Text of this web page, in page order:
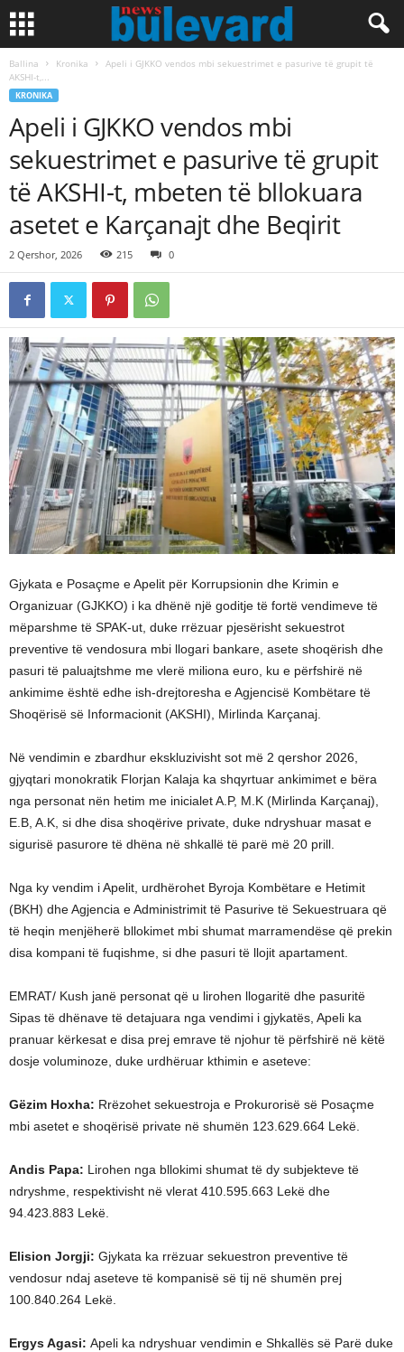
Ballina Kronika
Apeli i GJKKO vendos mbi sekuestrimet e pasurive të grupit të
AKSHI-t,...
KRONIKA
Apeli i GJKKO vendos mbi
sekuestrimet e pasurive të grupit
të AKSHI-t, mbeten të bllokuara
asetet e Karçanajt dhe Beqirit
2 Qershor, 2026 215 0
Gjykata e Posaçme e Apelit për Korrupsionin dhe Krimin e
Organizuar (GJKKO) i ka dhënë një goditje të fortë vendimeve të
mëparshme të SPAK-ut, duke rrëzuar pjesërisht sekuestrot
preventive të vendosura mbi llogari bankare, asete shoqërish dhe
pasuri të paluajtshme me vlerë miliona euro, ku e përfshirë në
ankimime është edhe ish-drejtoresha e Agjencisë Kombëtare të
Shoqërisë së Informacionit (AKSHI), Mirlinda Karçanaj.
Në vendimin e zbardhur ekskluzivisht sot më 2 qershor 2026,
gjyqtari monokratik Florjan Kalaja ka shqyrtuar ankimimet e bëra
nga personat nën hetim me inicialet A.P, M.K (Mirlinda Karçanaj),
E.B, A.K, si dhe disa shoqërive private, duke ndryshuar masat e
sigurisë pasurore të dhëna në shkallë të parë më 20 prill.
Nga ky vendim i Apelit, urdhërohet Byroja Kombëtare e Hetimit
(BKH) dhe Agjencia e Administrimit të Pasurive të Sekuestruara që
të heqin menjëherë bllokimet mbi shumat marramendëse që prekin
disa kompani të fuqishme, si dhe pasuri të llojit apartament.
EMRAT/ Kush janë personat që u lirohen llogaritë dhe pasuritë
Sipas të dhënave të detajuara nga vendimi i gjykatës, Apeli ka
pranuar kërkesat e disa prej emrave të njohur të përfshirë në këtë
dosje voluminoze, duke urdhëruar kthimin e aseteve:
Gëzim Hoxha: Rrëzohet sekuestroja e Prokurorisë së Posaçme
mbi asetet e shoqërisë private në shumën 123.629.664 Lekë.
Andis Papa: Lirohen nga bllokimi shumat të dy subjekteve të
ndryshme, respektivisht në vlerat 410.595.663 Lekë dhe
94.423.883 Lekë.
Elision Jorgji: Gjykata ka rrëzuar sekuestron preventive të
vendosur ndaj aseteve të kompanisë së tij në shumën prej
100.840.264 Lekë.
Ergys Agasi: Apeli ka ndryshuar vendimin e Shkallës së Parë duke